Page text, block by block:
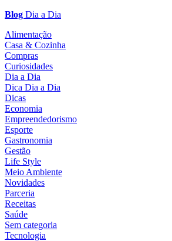
Blog Dia a Dia
Alimentação
Casa & Cozinha
Compras
Curiosidades
Dia a Dia
Dica Dia a Dia
Dicas
Economia
Empreendedorismo
Esporte
Gastronomia
Gestão
Life Style
Meio Ambiente
Novidades
Parceria
Receitas
Saúde
Sem categoria
Tecnologia